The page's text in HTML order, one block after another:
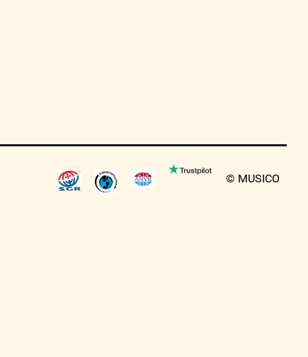
© MUSICO